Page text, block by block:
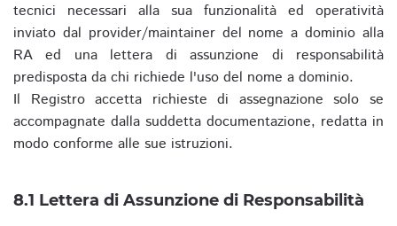
tecnici necessari alla sua funzionalità ed operatività
inviato dal provider/maintainer del nome a dominio alla
RA ed una lettera di assunzione di responsabilità
predisposta da chi richiede l'uso del nome a dominio.
Il Registro accetta richieste di assegnazione solo se
accompagnate dalla suddetta documentazione, redatta in
modo conforme alle sue istruzioni.
8.1 Lettera di Assunzione di Responsabilità